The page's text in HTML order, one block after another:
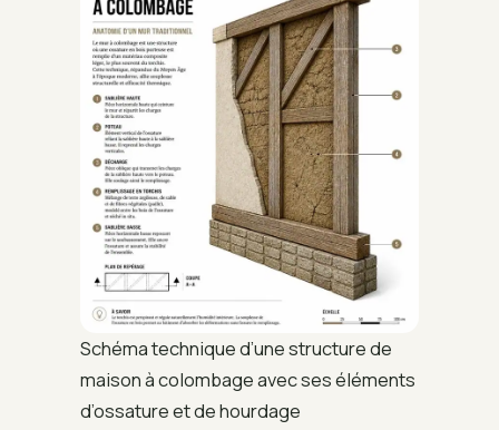
Schéma technique d’une structure de
maison à colombage avec ses éléments
d’ossature et de hourdage